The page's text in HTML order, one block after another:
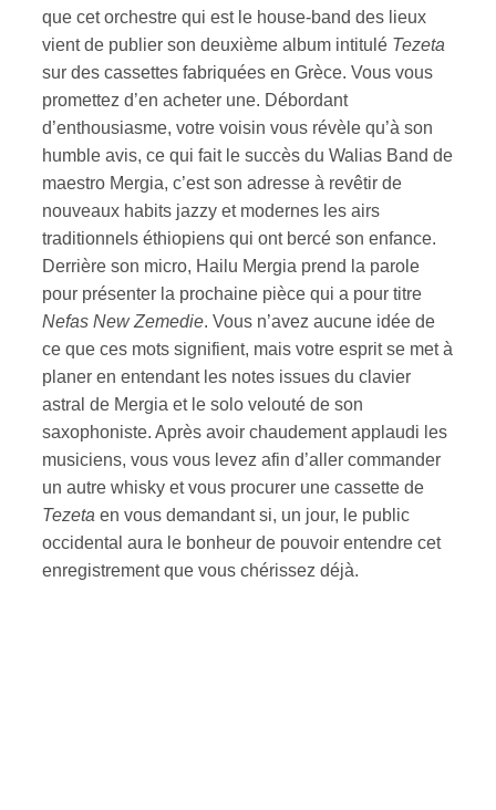
que cet orchestre qui est le house-band des lieux
vient de publier son deuxième album intitulé Tezeta
sur des cassettes fabriquées en Grèce. Vous vous
promettez d’en acheter une. Débordant
d’enthousiasme, votre voisin vous révèle qu’à son
humble avis, ce qui fait le succès du Walias Band de
maestro Mergia, c’est son adresse à revêtir de
nouveaux habits jazzy et modernes les airs
traditionnels éthiopiens qui ont bercé son enfance.
Derrière son micro, Hailu Mergia prend la parole
pour présenter la prochaine pièce qui a pour titre
Nefas New Zemedie. Vous n’avez aucune idée de
ce que ces mots signifient, mais votre esprit se met à
planer en entendant les notes issues du clavier
astral de Mergia et le solo velouté de son
saxophoniste. Après avoir chaudement applaudi les
musiciens, vous vous levez afin d’aller commander
un autre whisky et vous procurer une cassette de
Tezeta en vous demandant si, un jour, le public
occidental aura le bonheur de pouvoir entendre cet
enregistrement que vous chérissez déjà.